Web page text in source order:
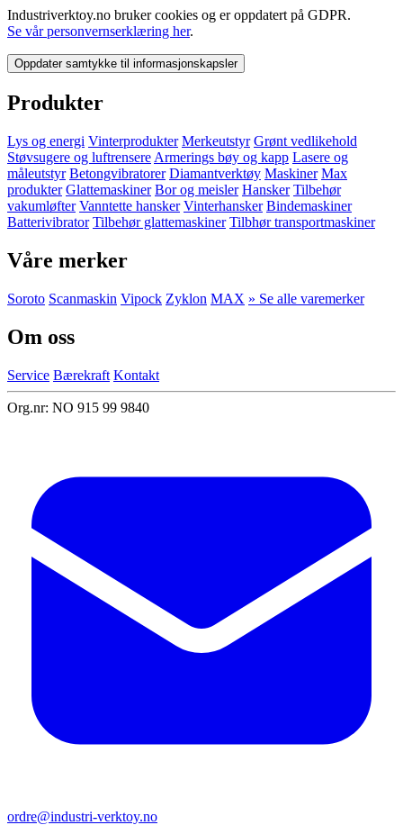
Industriverktoy.no bruker cookies og er oppdatert på GDPR.
Se vår personvernserklæring her.
Oppdater samtykke til informasjonskapsler
Produkter
Lys og energi Vinterprodukter Merkeutstyr Grønt vedlikehold
Støvsugere og luftrensere Armerings bøy og kapp Lasere og
måleutstyr Betongvibratorer Diamantverktøy Maskiner Max
produkter Glattemaskiner Bor og meisler Hansker Tilbehør
vakumløfter Vanntette hansker Vinterhansker Bindemaskiner
Batterivibrator Tilbehør glattemaskiner Tilbhør transportmaskiner
Våre merker
Soroto Scanmaskin Vipock Zyklon MAX » Se alle varemerker
Om oss
Service Bærekraft Kontakt
Org.nr: NO 915 99 9840
ordre@industri-verktoy.no